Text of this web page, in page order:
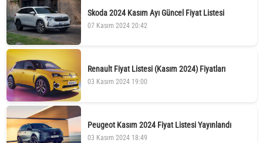
Skoda 2024 Kasım Ayı Güncel Fiyat Listesi
07 Kasım 2024 20:42
Renault Fiyat Listesi (Kasım 2024) Fiyatları
03 Kasım 2024 19:00
Peugeot Kasım 2024 Fiyat Listesi Yayınlandı
03 Kasım 2024 18:49